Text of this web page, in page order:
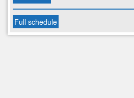
Full schedule